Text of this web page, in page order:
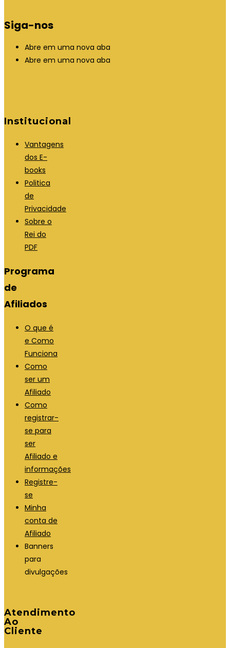
Siga-nos
Abre em uma nova aba
Abre em uma nova aba
Institucional
Vantagens
dos E-
books
Politica
de
Privacidade
Sobre o
Rei do
PDF
Programa
de
Afiliados
O que é
e Como
Funciona
Como
ser um
Afiliado
Como
registrar-
se para
ser
Afiliado e
informações
Registre-
se
Minha
conta de
Afiliado
Banners
para
divulgações
Atendimento
Ao
Cliente